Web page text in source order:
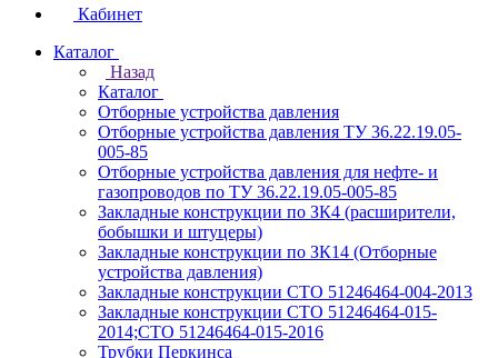
Кабинет
Каталог
Назад
Каталог
Отборные устройства давления
Отборные устройства давления ТУ 36.22.19.05-
005-85
Отборные устройства давления для нефте- и
газопроводов по ТУ 36.22.19.05-005-85
Закладные конструкции по ЗК4 (расширители,
бобышки и штуцеры)
Закладные конструкции по ЗК14 (Отборные
устройства давления)
Закладные конструкции СТО 51246464-004-2013
Закладные конструкции СТО 51246464-015-
2014;СТО 51246464-015-2016
Трубки Перкинса